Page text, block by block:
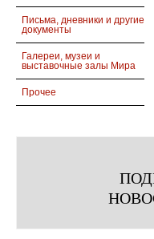
Письма, дневники и другие
документы
Галереи, музеи и
выставочные залы Мира
Прочее